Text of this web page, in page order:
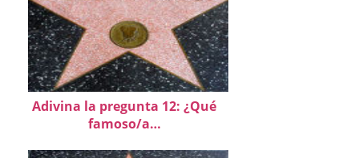
Adivina la pregunta 12: ¿Qué
famoso/a…